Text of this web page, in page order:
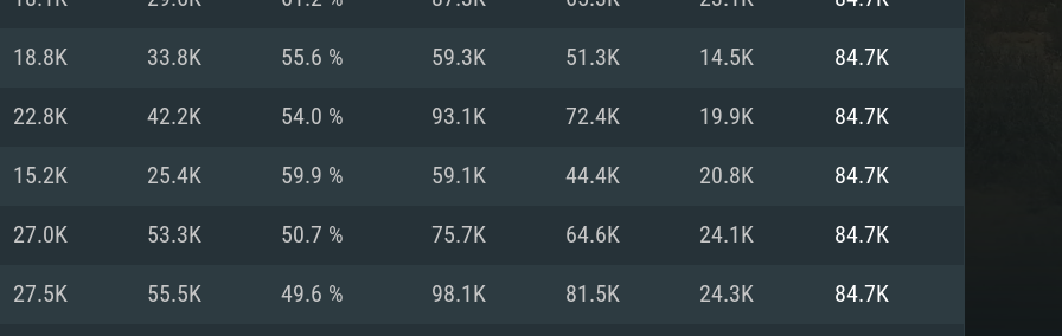
SYSTÈME REQUISE
18.8K 33.8K 55.6 % 59.3K 51.3K 14.5K 84.7K
22.8K 42.2K 54.0 % 93.1K 72.4K 19.9K 84.7K
15.2K 25.4K 59.9 % 59.1K 44.4K 20.8K 84.7K
27.0K 53.3K 50.7 % 75.7K 64.6K 24.1K 84.7K
27.5K 55.5K 49.6 % 98.1K 81.5K 24.3K 84.7K